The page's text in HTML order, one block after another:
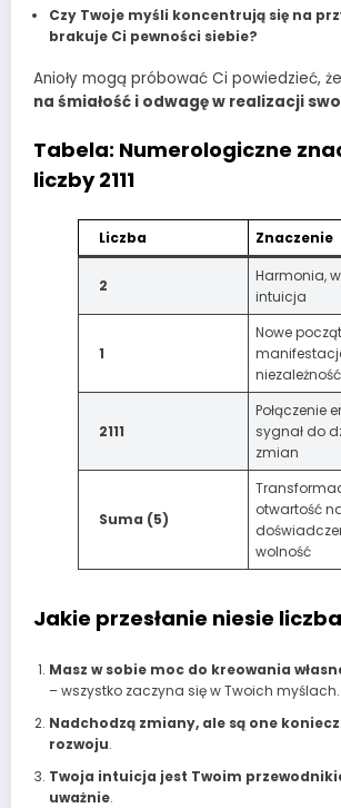
Czy Twoje myśli koncentrują się na
brakuje Ci pewności siebie?
Anioły mogą próbować Ci powiedzieć, że
na śmiałość i odwagę w realizacji
Tabela: Numerologiczne
liczby 2111
Liczba Znaczenie
2
Harmonia,
intuicja
1
Nowe
niezależność
2111
Połączenie
sygnał do
zmian
Suma (5)
otwartość
wolność
Jakie przesłanie niesie liczba
Masz w sobie moc do kreowania
– wszystko zaczyna się w Twoich myślach.
Nadchodzą zmiany, ale są one
rozwoju.
Twoja intuicja jest Twoim
uważnie.